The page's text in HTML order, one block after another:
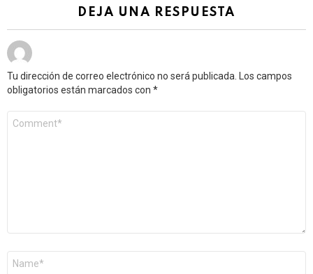
DEJA UNA RESPUESTA
Tu dirección de correo electrónico no será publicada.
Los campos
obligatorios están marcados con *